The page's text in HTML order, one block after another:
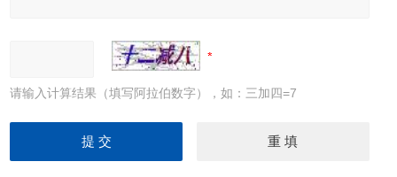
请输入计算结果（填写阿拉伯数字），如：三加四=7